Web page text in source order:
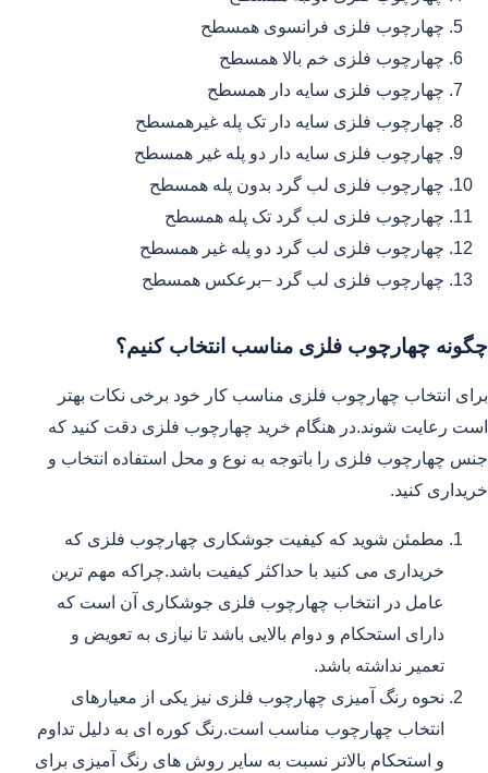
چهارچوب فلزی فرانسوی همسطح
چهارچوب فلزی خم بالا همسطح
چهارچوب فلزی سایه دار همسطح
چهارچوب فلزی سایه دار تک پله غیرهمسطح
چهارچوب فلزی سایه دار دو پله غیر همسطح
چهارچوب فلزی لب گرد بدون پله همسطح
چهارچوب فلزی لب گرد تک پله همسطح
چهارچوب فلزی لب گرد دو پله غیر همسطح
چهارچوب فلزی لب گرد –برعکس همسطح
چگونه چهارچوب فلزی مناسب انتخاب کنیم؟
برای انتخاب چهارچوب فلزی مناسب کار خود برخی نکات بهتر
است رعایت شوند.در هنگام خرید چهارچوب فلزی دقت کنید که
جنس چهارچوب فلزی را باتوجه به نوع و محل استفاده انتخاب و
خریداری کنید.
مطمئن شوید که کیفیت جوشکاری چهارچوب فلزی که
خریداری می کنید با حداکثر کیفیت باشد.چراکه مهم ترین
عامل در انتخاب چهارچوب فلزی جوشکاری آن است که
دارای استحکام و دوام بالایی باشد تا نیازی به تعویض و
تعمیر نداشته باشد.
نحوه رنگ آمیزی چهارچوب فلزی نیز یکی از معیارهای
انتخاب چهارچوب مناسب است.رنگ کوره ای به دلیل تداوم
و استحکام بالاتر نسبت به سایر روش های رنگ آمیزی برای